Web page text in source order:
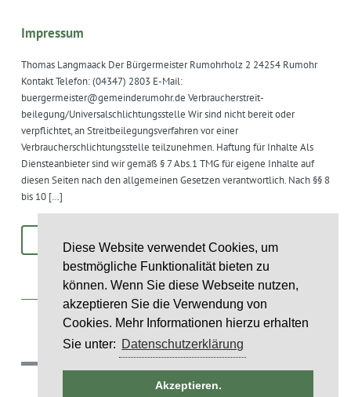
Diese Website verwendet Cookies, um
bestmögliche Funktionalität bieten zu
können. Wenn Sie diese Webseite nutzen,
akzeptieren Sie die Verwendung von
Cookies. Mehr Informationen hierzu erhalten
Sie unter: Datenschutzerklärung
Akzeptieren.
Impressum
Thomas Langmaack Der Bürgermeister Rumohrholz 2 24254 Rumohr
Kontakt Telefon: (04347) 2803 E-Mail:
buergermeister@gemeinderumohr.de Verbraucher­streit­
beilegung/Universal­schlichtungs­stelle Wir sind nicht bereit oder
verpflichtet, an Streitbeilegungsverfahren vor einer
Verbraucherschlichtungsstelle teilzunehmen. Haftung für Inhalte Als
Diensteanbieter sind wir gemäß § 7 Abs.1 TMG für eigene Inhalte auf
diesen Seiten nach den allgemeinen Gesetzen verantwortlich. Nach §§ 8
bis 10 […]